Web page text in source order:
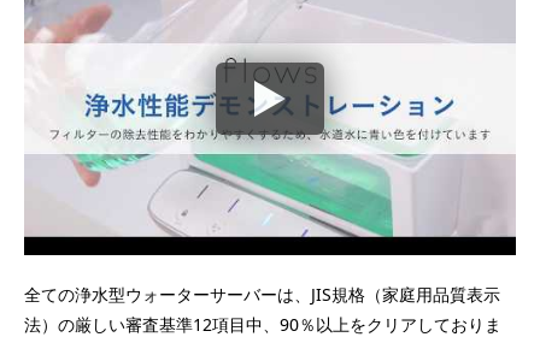
全ての浄水型ウォーターサーバーは、JIS規格（家庭用品質表示
法）の厳しい審査基準12項目中、90％以上をクリアしておりま